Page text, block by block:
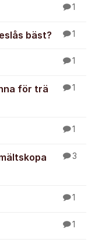
1
bäst? 1
1
för trä
1
1
3
1
1